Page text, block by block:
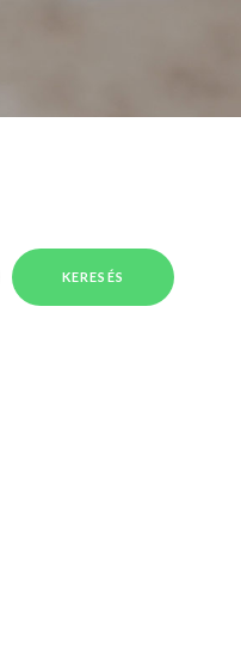
KERESÉS